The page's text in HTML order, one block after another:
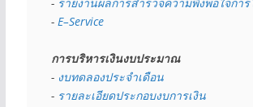
- รายงานผลการสำรวจความพึงพอใจกา
- E–Service
การบริหารเงินงบประมาณ
- งบทดลองประจำเดือน
- รายละเอียดประกอบงบการเงิน